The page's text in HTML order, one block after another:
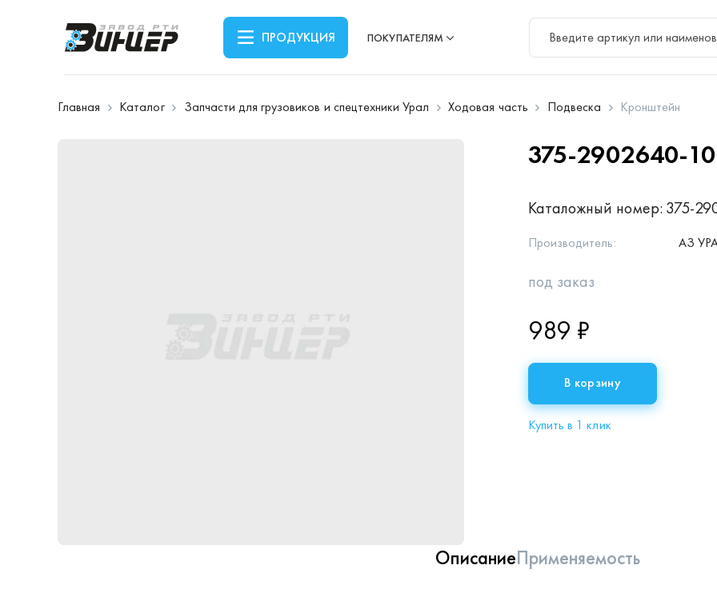
ПРОДУКЦИЯ ПОКУПАТЕЛЯМ
Главная Каталог Запчасти для грузовиков и спецтехники Урал Ходовая часть Подвеска Кронштейн
375-2902640-10
Каталожный номер: 375-
Производитель: АЗ
под заказ
989 ₽
В корзину
Купить в 1 клик
ОписаниеПрименяемость